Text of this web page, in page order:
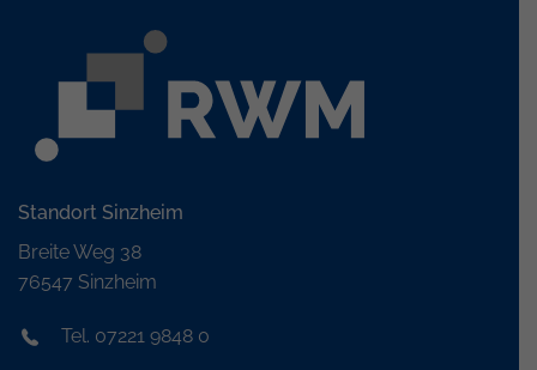
Standort Sinzheim
Breite Weg 38
76547 Sinzheim
Tel. 07221 9848 0